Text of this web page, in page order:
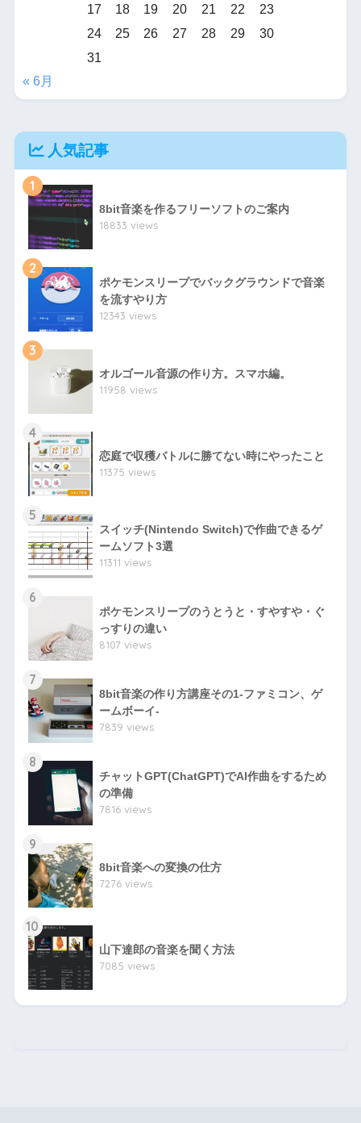
17
18 19 20 21 22
23
24
25 26 27 28 29
30
31
« 6月
人気記事
1
8bit音楽を作るフリーソフトのご案内
18833 views
2
ポケモンスリープでバックグラウンドで音楽
を流すやり方
12343 views
3
オルゴール音源の作り方。スマホ編。
11958 views
4
恋庭で収穫バトルに勝てない時にやったこと
11375 views
5
スイッチ(Nintendo Switch)で作曲できるゲ
ームソフト3選
11311 views
6
ポケモンスリープのうとうと・すやすや・ぐ
っすりの違い
8107 views
7
8bit音楽の作り方講座その1-ファミコン、ゲ
ームボーイ-
7839 views
8
チャットGPT(ChatGPT)でAI作曲をするため
の準備
7816 views
9
8bit音楽への変換の仕方
7276 views
10
山下達郎の音楽を聞く方法
7085 views